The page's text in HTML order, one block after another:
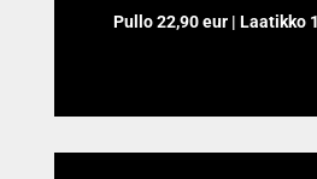
Pullo 22,90 eur | Laatikko